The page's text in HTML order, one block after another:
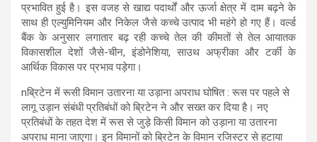
प्रभावित हुई है। इस वजह से खाद्य पदार्थों और ऊर्जा क्षेत्र में दाम बढ़ने के
साथ ही एल्युमिनियम और निकेल जैसे कच्चे उत्पाद भी महंगे हो गए हैं। वर्ल्ड
बैंक के अनुसार लगातार बढ़ रही कच्चे तेल की कीमतों से तेल आयातक
विकासशील देशों जैसे-चीन, इंडोनेशिया, साउथ अफ्रीका और टर्की के
आर्थिक विकास पर प्रभाव पड़ेगा।
nब्रिटेन में रूसी विमान उतारना या उड़ाना अपराध घोषित : रूस पर पहले से
लागू उड़ान संबंधी प्रतिबंधों को ब्रिटेन ने और सख्त कर दिया है। नए
प्रतिबंधों के तहत देश में रूस से जुड़े किसी विमान को उड़ाना या उतारना
अपराध माना जाएगा। इन विमानों को ब्रिटेन के विमान रजिस्टर से हटाया